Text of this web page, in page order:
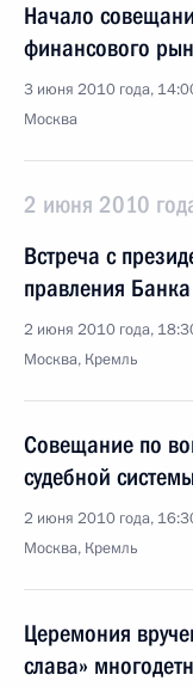
Начало
финансового
3 июня 2010 года,
Москва
2 июня 2010
Встреча с
правления
2 июня 2010 года,
Москва, Кремль
Совещание по
судебной системы
2 июня 2010 года,
Москва, Кремль
Церемония
слава»